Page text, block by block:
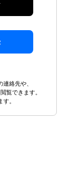
絡先や、
覧できます。
。